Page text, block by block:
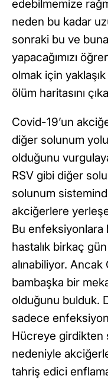
edebilmemize
neden bu kadar
sonraki bu ve
yapacağımızı
olmak için
ölüm haritasını
Covid-19’un
diğer solunum
olduğunu
RSV gibi diğer
solunum
akciğerlere
Bu enfeksiyonlara
hastalık birkaç
alınabiliyor.
bambaşka bir
olduğunu bulduk.
sadece
Hücreye girdikten
nedeniyle
tahriş edici